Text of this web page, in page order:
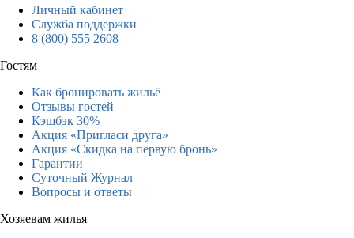
Личный кабинет
Служба поддержки
8 (800) 555 2608
Гостям
Как бронировать жильё
Отзывы гостей
Кэшбэк 30%
Акция «Пригласи друга»
Акция «Скидка на первую бронь»
Гарантии
Суточный Журнал
Вопросы и ответы
Хозяевам жилья